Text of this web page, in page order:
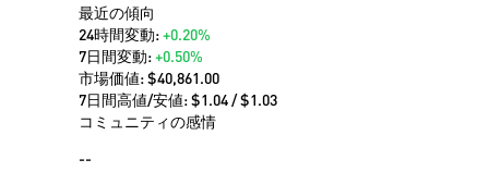
最近の傾向
24時間変動:+0.20%
7日間変動:+0.50%
市場価値:$40,861.00
7日間高値/安値: $1.04/ $1.03
コミュニティの感情
--